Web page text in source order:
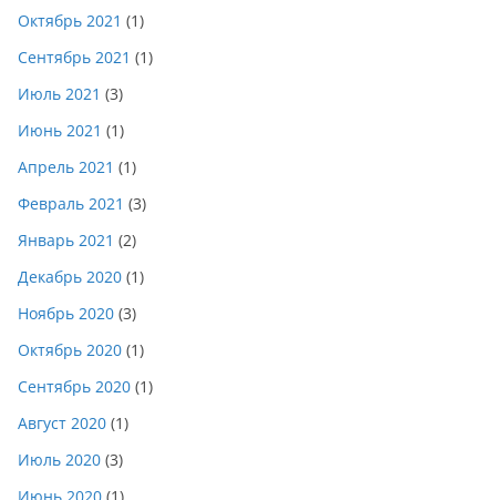
Октябрь 2021 (1)
Сентябрь 2021 (1)
Июль 2021 (3)
Июнь 2021 (1)
Апрель 2021 (1)
Февраль 2021 (3)
Январь 2021 (2)
Декабрь 2020 (1)
Ноябрь 2020 (3)
Октябрь 2020 (1)
Сентябрь 2020 (1)
Август 2020 (1)
Июль 2020 (3)